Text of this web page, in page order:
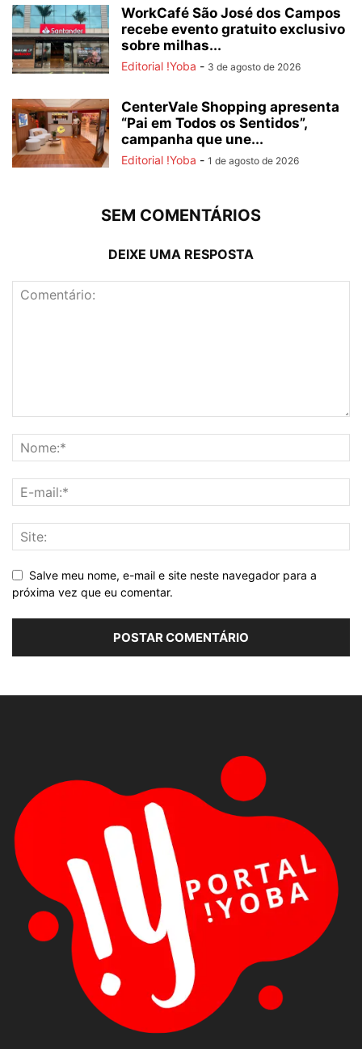
WorkCafé São José dos Campos
recebe evento gratuito exclusivo
sobre milhas...
Editorial !Yoba - 3 de agosto de 2026
CenterVale Shopping apresenta
“Pai em Todos os Sentidos”,
campanha que une...
Editorial !Yoba - 1 de agosto de 2026
SEM COMENTÁRIOS
DEIXE UMA RESPOSTA
Salve meu nome, e-mail e site neste navegador para a
próxima vez que eu comentar.